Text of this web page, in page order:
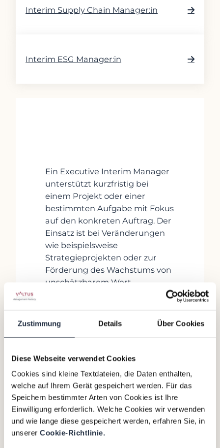
Zustimmung Details Über Cookies
Diese Webseite verwendet Cookies
Cookies sind kleine Textdateien, die Daten enthalten,
welche auf Ihrem Gerät gespeichert werden. Für das
Speichern bestimmter Arten von Cookies ist Ihre
Einwilligung erforderlich. Welche Cookies wir verwenden
und wie lange diese gespeichert werden, erfahren Sie, in
unserer Cookie-Richtlinie.
Interim Supply Chain Manager:in
Interim ESG Manager:in
Ein Executive Interim Manager
unterstützt kurzfristig bei
einem Projekt oder einer
bestimmten Aufgabe mit Fokus
auf den konkreten Auftrag. Der
Einsatz ist bei Veränderungen
wie beispielsweise
Strategieprojekten oder zur
Förderung des Wachstums von
unschätzbarem Wert.
Fragen zum Thema Interim Management
Was unterscheidet Interim
Manager:innen von
Management Consultants?
In welchen Fällen ist Interim